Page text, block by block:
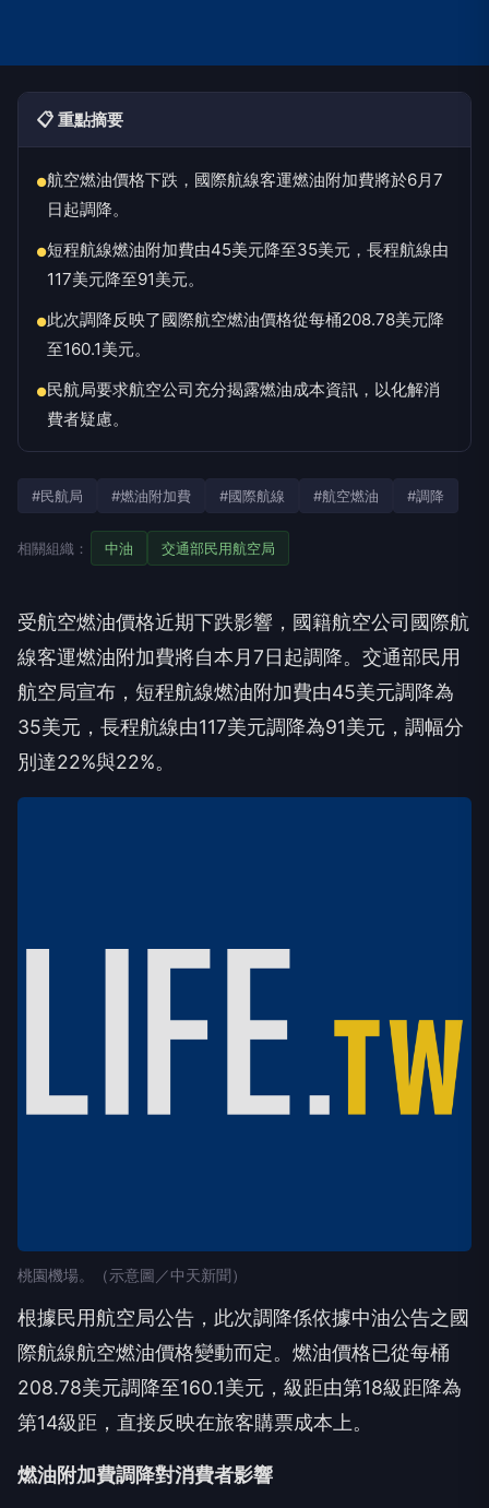
📋 重點摘要
●航空燃油價格下跌，國際航線客運燃油附加費將於6月7
日起調降。
●短程航線燃油附加費由45美元降至35美元，長程航線由
117美元降至91美元。
●此次調降反映了國際航空燃油價格從每桶208.78美元降
至160.1美元。
●民航局要求航空公司充分揭露燃油成本資訊，以化解消
費者疑慮。
#民航局 #燃油附加費 #國際航線 #航空燃油 #調降
相關組織： 中油 交通部民用航空局
受航空燃油價格近期下跌影響，國籍航空公司國際航
線客運燃油附加費將自本月7日起調降。交通部民用
航空局宣布，短程航線燃油附加費由45美元調降為
35美元，長程航線由117美元調降為91美元，調幅分
別達22%與22%。
桃園機場。（示意圖／中天新聞）
根據民用航空局公告，此次調降係依據中油公告之國
際航線航空燃油價格變動而定。燃油價格已從每桶
208.78美元調降至160.1美元，級距由第18級距降為
第14級距，直接反映在旅客購票成本上。
燃油附加費調降對消費者影響